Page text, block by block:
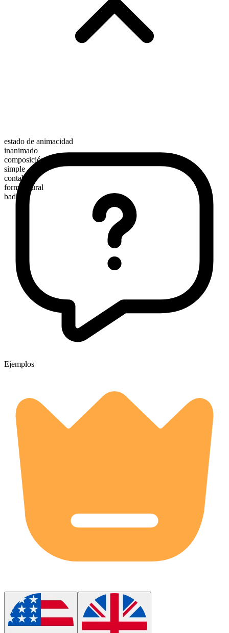
estado de animacidad
inanimado
composición morfológica
simple
contable
forma plural
badges
Ejemplos